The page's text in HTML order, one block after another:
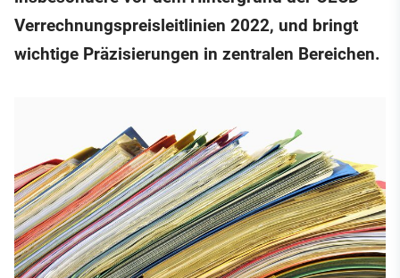
Verrechnungspreisleitlinien 2022, und bringt
wichtige Präzisierungen in zentralen Bereichen.